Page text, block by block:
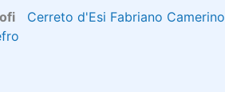
Cerreto d'Esi Fabriano Camerino